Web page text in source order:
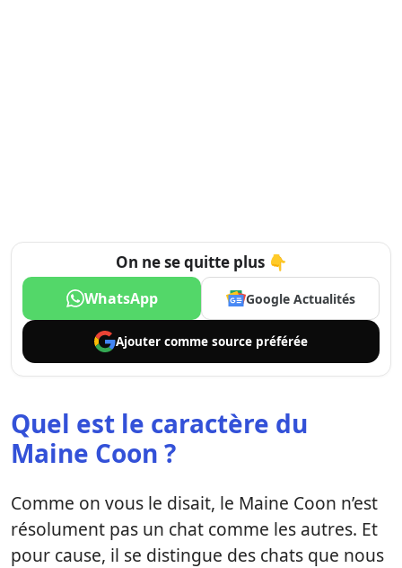
On ne se quitte plus 👇
WhatsApp Google Actualités
Ajouter comme source préférée
Quel est le caractère du
Maine Coon ?
Comme on vous le disait, le Maine Coon n’est
résolument pas un chat comme les autres. Et
pour cause, il se distingue des chats que nous